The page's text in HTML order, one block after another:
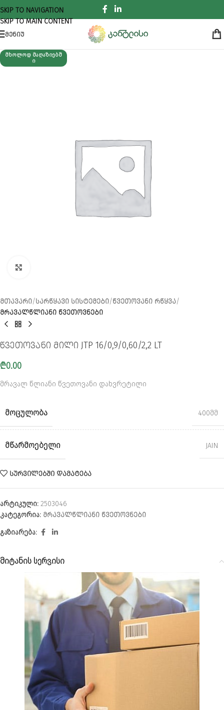
SKIP TO NAVIGATION
SKIP TO MAIN CONTENT
ᲛᲔᲜᲘᲣ
ᲛᲮᲝᲚᲝᲓ ᲛᲐᲦᲐᲖᲘᲔᲑᲨ
Ი
ᲛᲗᲐᲕᲐᲠᲘ ᲡᲐᲠᲬᲧᲐᲕᲘ ᲡᲘᲡᲢᲔᲛᲔᲑᲘ ᲬᲕᲔᲗᲝᲕᲐᲜᲘ ᲠᲬᲧᲕᲐ
ᲛᲠᲐᲕᲐᲚᲬᲚᲘᲐᲜᲘ ᲬᲕᲔᲗᲝᲕᲜᲔᲑᲘ
წვეთოვანი მილი JTP 16/0,9/0,60/2,2 LT
₾0.00
მრავალ წლიანი წვეთოვანი დახვრეტილი
ᲛᲝᲪᲣᲚᲝᲑᲐ 400მმ
ᲛᲬᲐᲠᲛᲝᲔᲑᲔᲚᲘ JAIN
ᲡᲣᲠᲕᲘᲚᲔᲑᲨᲘ ᲓᲐᲛᲐᲢᲔᲑᲐ
არტიკული: 2503046
კატეგორია: ᲛᲠᲐᲕᲐᲚᲬᲚᲘᲐᲜᲘ ᲬᲕᲔᲗᲝᲕᲜᲔᲑᲘ
გაზიარება:
მიტანის სერვისი